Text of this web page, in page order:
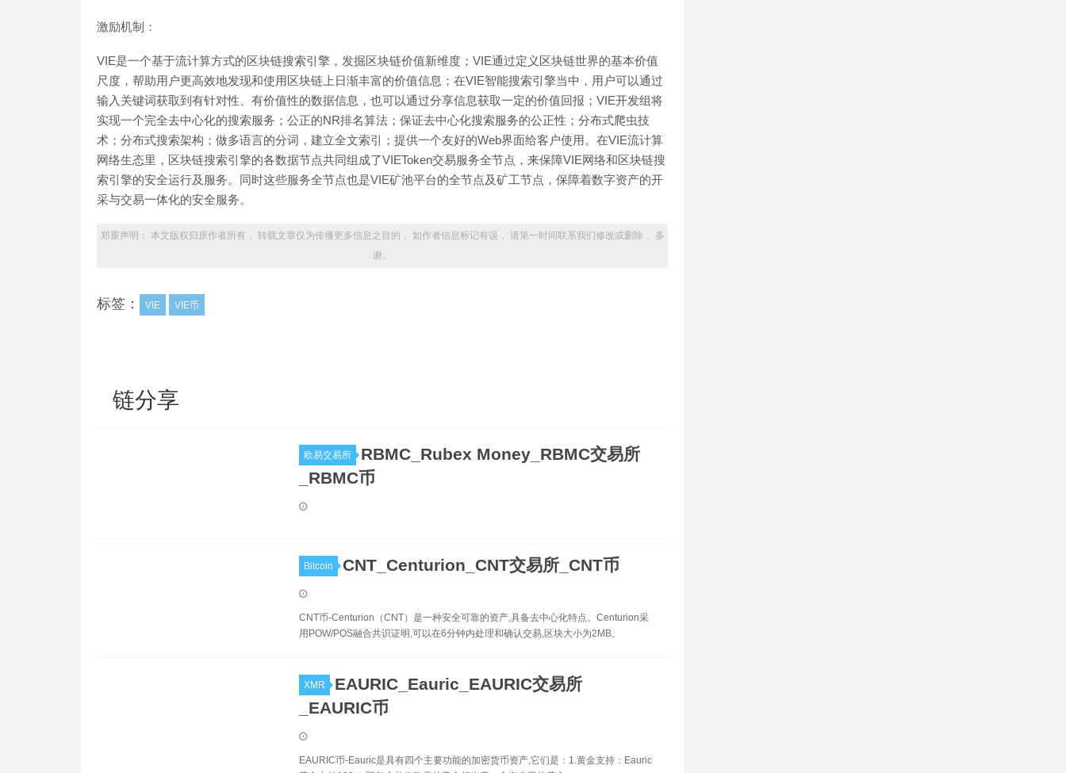
激励机制：
VIE是一个基于流计算方式的区块链搜索引擎，发掘区块链价值新维度；VIE通过定义区块链世界的基本价值
尺度，帮助用户更高效地发现和使用区块链上日渐丰富的价值信息；在VIE智能搜索引擎当中，用户可以通过
输入关键词获取到有针对性、有价值性的数据信息，也可以通过分享信息获取一定的价值回报；VIE开发组将
实现⼀个完全去中心化的搜索服务；公正的NR排名算法；保证去中心化搜索服务的公正性；分布式爬虫技
术；分布式搜索架构；做多语言的分词，建立全文索引；提供一个友好的Web界面给客户使用。在VIE流计算
网络生态里，区块链搜索引擎的各数据节点共同组成了VIEToken交易服务全节点，来保障VIE网络和区块链搜
索引擎的安全运行及服务。同时这些服务全节点也是VIE矿池平台的全节点及矿工节点，保障着数字资产的开
采与交易一体化的安全服务。
郑重声明： 本文版权归原作者所有， 转载文章仅为传播更多信息之目的， 如作者信息标记有误， 请第一时间联系我们修改或删除， 多
谢。
标签： VIE VIE币
链分享
欧易交易所
RBMC_Rubex Money_RBMC交易所
_RBMC币
Bitcoin CNT_Centurion_CNT交易所_CNT币
CNT币-Centurion（CNT）是一种安全可靠的资产,具备去中心化特点。Centurion采
用POW/POS融合共识证明,可以在6分钟内处理和确认交易,区块大小为2MB。
XMR
EAURIC_Eauric_EAURIC交易所
_EAURIC币
EAURIC币-Eauric是具有四个主要功能的加密货币资产,它们是：1.黄金支持：Eauric